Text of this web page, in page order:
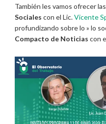
También les vamos ofrecer
Sociales con el Lic.Vicente
profundizando sobre lo » lo
Compacto de Noticias con